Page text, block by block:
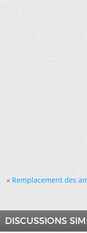
« Remplacement des
DISCUSSIONS